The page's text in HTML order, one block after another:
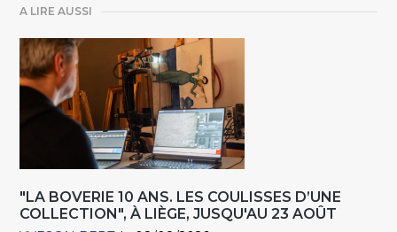
A LIRE AUSSI
"LA BOVERIE 10 ANS. LES COULISSES D’UNE
COLLECTION", À LIÈGE, JUSQU'AU 23 AOÛT